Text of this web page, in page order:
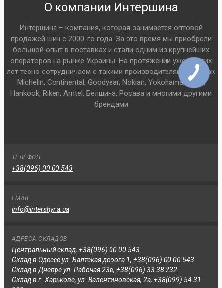
О компании Интершина
Интершина – компания, которая занимается оптовой
продажей шин с 2000-го года. За это время мы приобрели
большой опыт в поставках и стали одним из крупнейших
операторов на рынке Украины. На протяжении уже многих
лет тесно сотрудничаем с такими производителями шин как
Michelin, Continental, Goodyear, Nokian, Yokohama, Pirelli,
Hankook, Riken, Amtel, Белшина, Росава и многими другими
брендами
ТЕЛЕФОН
+38(096) 00 00 543
EMAIL
info@intershyna.ua
АДРЕСА СКЛАДОВ
Центральный склад, +38(096) 00 00 543
Склад в Одессе ул. Балтская дорога 1, +38(096) 00 00 543
Склад в Днепре ул. Рабочая 23в, +38(096) 33 38 232
Склад в г. Харькове, ул. Валентиновская, 2а, +38(099) 54 31